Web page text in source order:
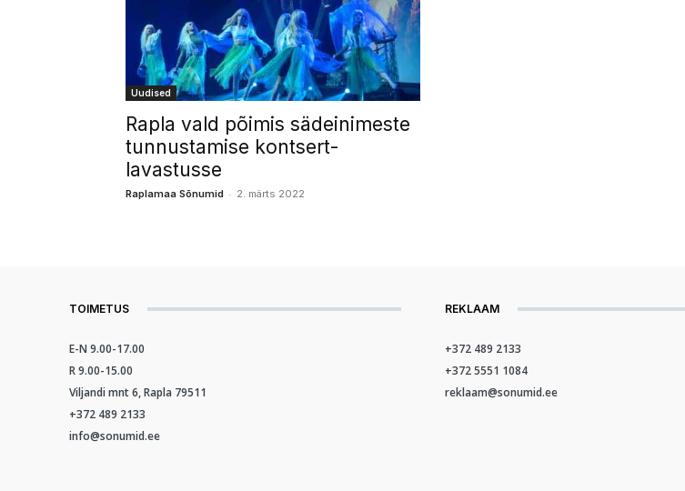
Uudised
Rapla vald põimis sädeinimeste
tunnustamise kontsert-
lavastusse
Raplamaa Sõnumid - 2. märts 2022
TOIMETUS
E-N 9.00-17.00
R 9.00-15.00
Viljandi mnt 6, Rapla 79511
+372 489 2133
info@sonumid.ee
REKLAAM
+372 489 2133
+372 5551 1084
reklaam@sonumid.ee